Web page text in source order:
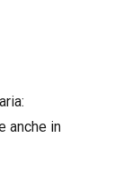
anche in